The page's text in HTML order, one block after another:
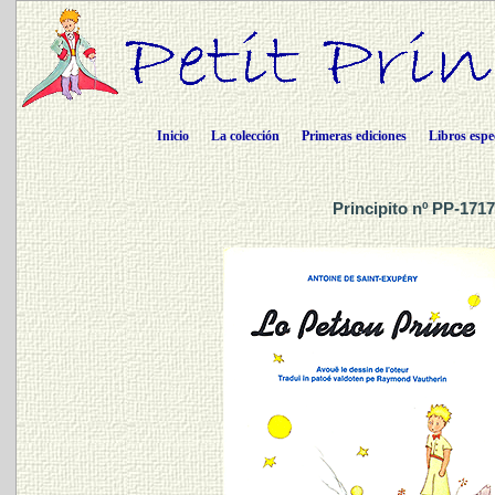
Inicio La colección Primeras ediciones Libros
Principito nº PP-